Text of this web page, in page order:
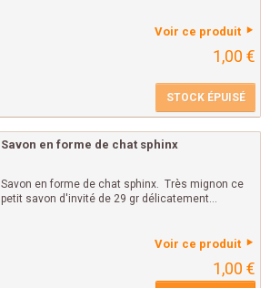
Voir ce produit
1,00 €
STOCK ÉPUISÉ
Savon en forme de chat sphinx
Savon en forme de chat sphinx. Très mignon ce
petit savon d'invité de 29 gr délicatement...
Voir ce produit
1,00 €